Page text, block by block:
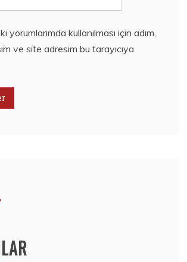
yorumlarımda kullanılması için adım,
ve site adresim bu tarayıcıya